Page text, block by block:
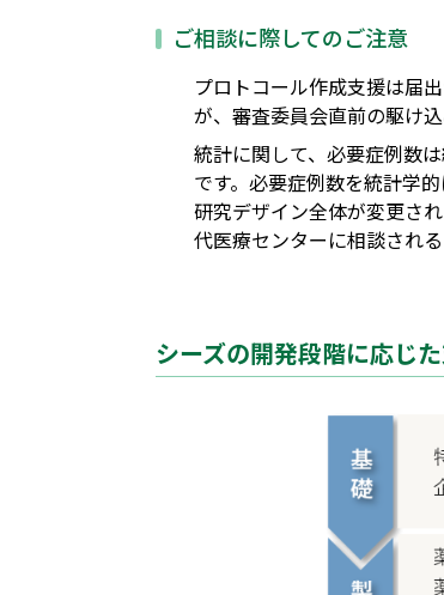
ご相談に際してのご注意
プロトコール作成支援は届
が、審査委員会直前の駆け
統計に関して、必要症例数
です。必要症例数を統計学
研究デザイン全体が変更さ
代医療センターに相談される
シーズの開発段階に応じ